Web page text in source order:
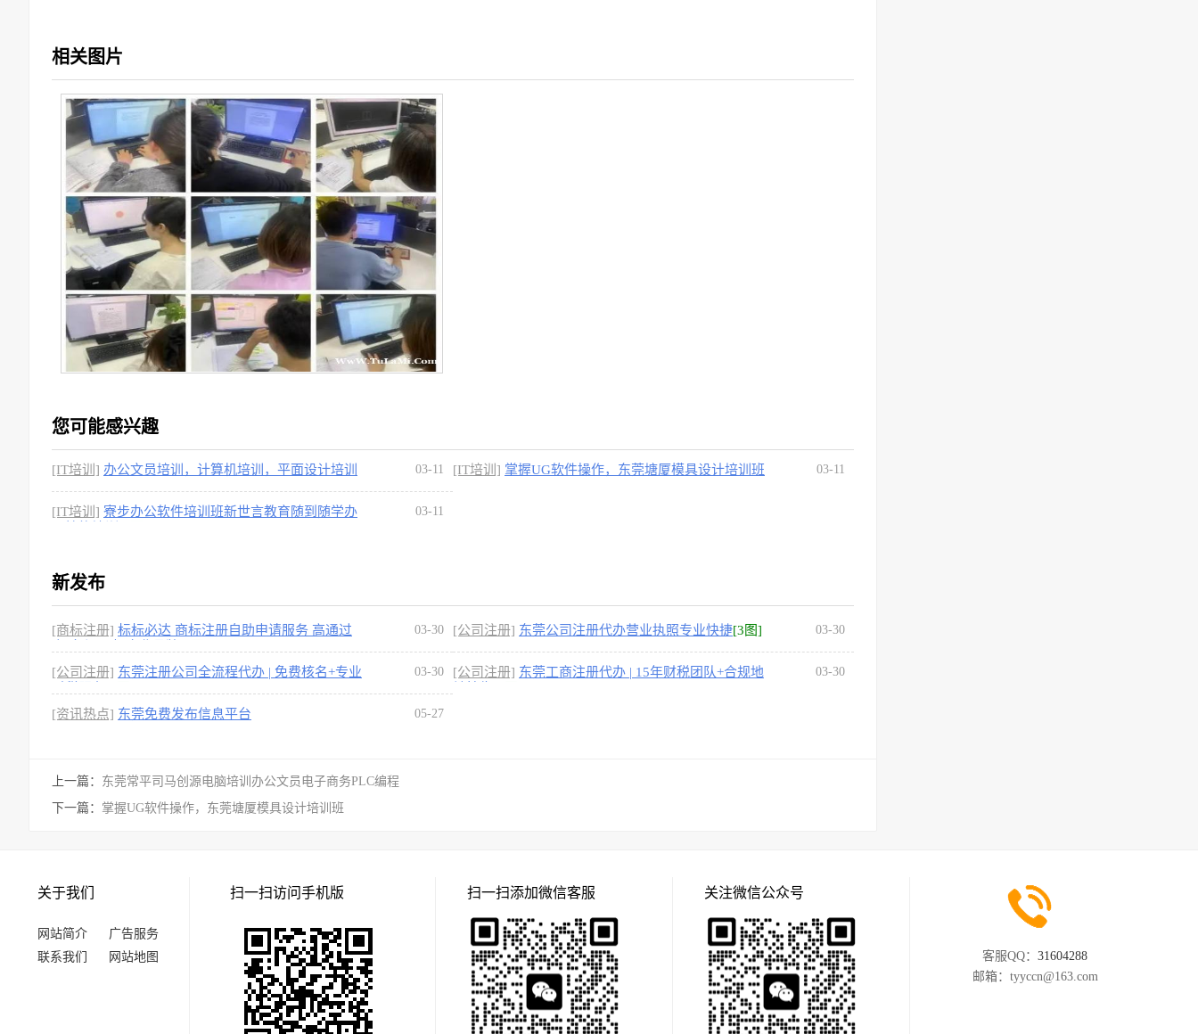
相关图片
您可能感兴趣
[IT培训] 办公文员培训，计算机培训，平面设计培训 03-11 [IT培训] 掌握UG软件操作，东莞塘厦模具设计培训班
03-11
[IT培训] 寮步办公软件培训班新世言教育随到随学办
03-11
新发布
[商标注册] 标标必达 商标注册自助申请服务 高通过
03-30 [公司注册] 东莞公司注册代办营业执照专业快捷[3图] 03-30
[公司注册] 东莞注册公司全流程代办 | 免费核名+专业
03-30 [公司注册] 东莞工商注册代办 | 15年财税团队+合规地
03-30
[资讯热点] 东莞免费发布信息平台 05-27
上一篇： 东莞常平司马创源电脑培训办公文员电子商务PLC编程
下一篇： 掌握UG软件操作，东莞塘厦模具设计培训班
关于我们
网站简介
广告服务
联系我们
网站地图
扫一扫访问手机版 扫一扫添加微信客服 关注微信公众号
客服QQ： 31604288
邮箱： tyyccn@163.com